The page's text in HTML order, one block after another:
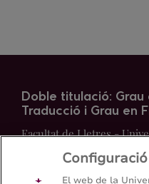
Doble titulació:
Traducció i Grau en
Facultat de Lletres -
Mapa del web
El web de la